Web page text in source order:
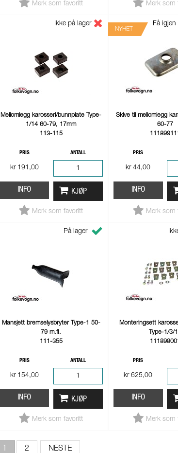
Merk som favoritt Merk som
Ikke på lager
Mellomlegg karosseri/bunnplate Type-
1/14 60-79, 17mm
113-115
PRIS
kr 191,00
ANTALL
INFO KJØP
Merk som favoritt
NYHET
Få igjen
Skive til mellomlegg
60-77
PRIS
kr 44,00
INFO
Merk som
På lager
Mansjett bremselysbryter Type-1 50-
79 m.fl.
111-355
PRIS
kr 154,00
ANTALL
INFO KJØP
Merk som favoritt
Monteringsett
Type-1/3/
PRIS
kr 625,00
INFO
Merk som
1 2 NESTE